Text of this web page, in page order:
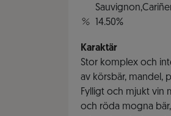
14.50%
Karaktär
Stor komplex och
av körsbär, mandel,
Fylligt och mjukt vin
och röda mogna